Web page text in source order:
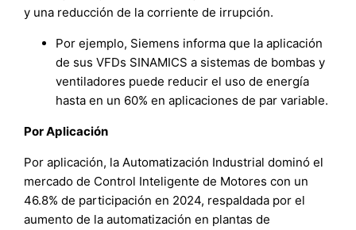
y una reducción de la corriente de irrupción.
Por ejemplo, Siemens informa que la aplicación
de sus VFDs SINAMICS a sistemas de bombas y
ventiladores puede reducir el uso de energía
hasta en un 60% en aplicaciones de par variable.
Por Aplicación
Por aplicación, la Automatización Industrial dominó el
mercado de Control Inteligente de Motores con un
46.8% de participación en 2024, respaldada por el
aumento de la automatización en plantas de